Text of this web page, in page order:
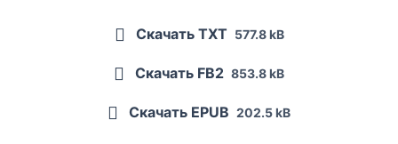
Скачать TXT 577.8 kB
Скачать FB2 853.8 kB
Скачать EPUB 202.5 kB